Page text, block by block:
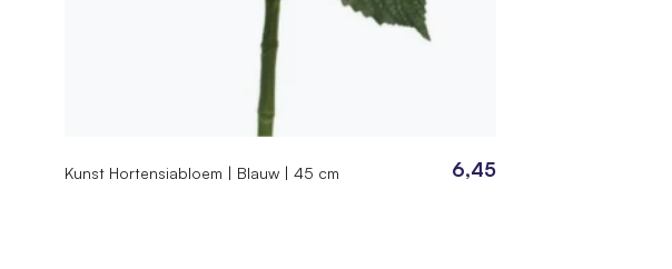
Kunst Hortensiabloem | Blauw | 45 cm 6,45